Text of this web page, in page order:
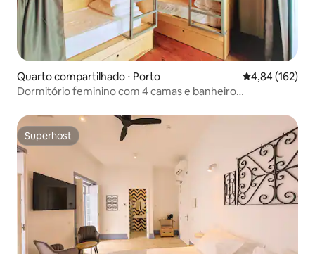
Quarto compartilhado ⋅ Porto 4,84 de uma
4,84 (162)
Dormitório feminino com 4 camas e banheiro
Superhost
Superhost